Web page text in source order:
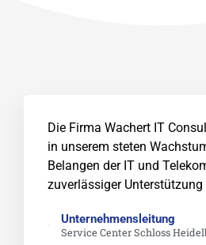
Die Firma Wachert IT
in unserem steten
Belangen der IT und
zuverlässiger Unterstützung
Unternehmensleitung
Service Center Schloss